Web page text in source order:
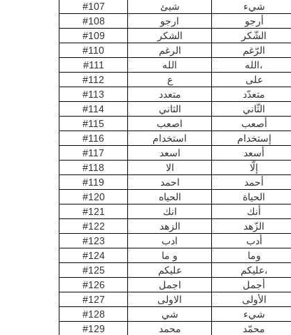
#107
شيئ
شيء
#108
ارجو
أرجو
#109
الشكر
الشّكر
#110
الرغم
الرّغم
#111
الله
الله،
#112
ع
على
#113
متعدد
متعدّد
#114
الثاني
الثّاني
#115
اصعب
أصعب
#116
استخدام
إستخدام
#117
اسعد
أسعد
#118
الا
إلّا
#119
احمد
أحمد
#120
الحياه
الحياة
#121
انك
أنك
#122
الزهد
الزّهد
#123
ادب
أدب
#124
و ما
وما
#125
عليكم
عليكم،
#126
اجمل
أجمل
#127
الاولى
الأولى
#128
شي
شيء
#129
محمد
محمّد